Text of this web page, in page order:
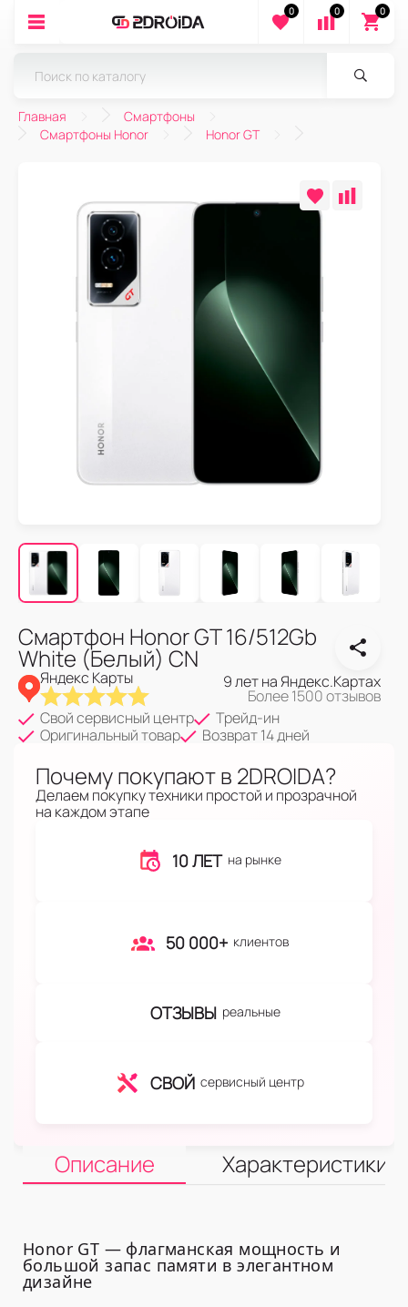
0 0 0
Главная
Смартфоны
Смартфоны Honor
Honor GT
Смартфон Honor GT 16/512Gb
White (Белый) CN
Яндекс Карты 9 лет на Яндекс.Картах
Более 1500 отзывов
Свой сервисный центр
Трейд-ин
Оригинальный товар
Возврат 14 дней
Почему покупают в 2DROIDA?
Делаем покупку техники простой и прозрачной
на каждом этапе
10 ЛЕТ на рынке
50 000+ клиентов
ОТЗЫВЫ реальные
СВОЙ сервисный центр
Описание Характеристики
Honor GT — флагманская мощность и
большой запас памяти в элегантном
дизайне